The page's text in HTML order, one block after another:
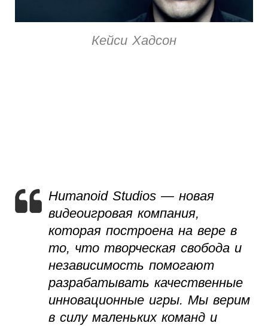
Кейси Хадсон
Humanoid Studios — новая
видеоигровая компания,
которая построена на вере в
то, что творческая свобода и
независимость помогают
разрабатывать качественные
инновационные игры. Мы верим
в силу маленьких команд и